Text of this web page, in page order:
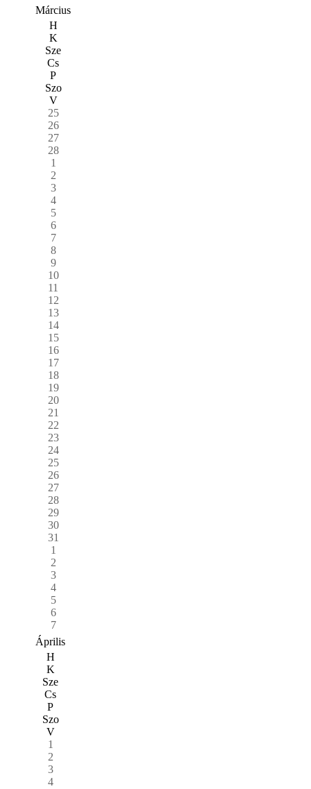
Március
H
K
Sze
Cs
P
Szo
V
25
26
27
28
1
2
3
4
5
6
7
8
9
10
11
12
13
14
15
16
17
18
19
20
21
22
23
24
25
26
27
28
29
30
31
1
2
3
4
5
6
7
Április
H
K
Sze
Cs
P
Szo
V
1
2
3
4